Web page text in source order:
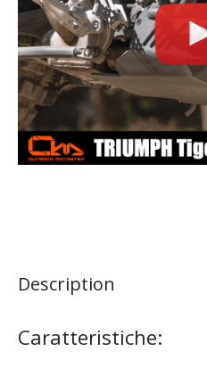
Description
Caratteristiche: